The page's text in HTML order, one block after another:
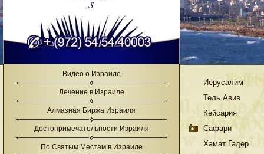
Видео о Израиле
Лечение в Израиле
Алмазная Биржа Израиля
Достопримечательности Израиля
По Святым Местам в Израиле
Иерусалим
Тель Авив
Кейсария
Сафари
Хамат Гадер